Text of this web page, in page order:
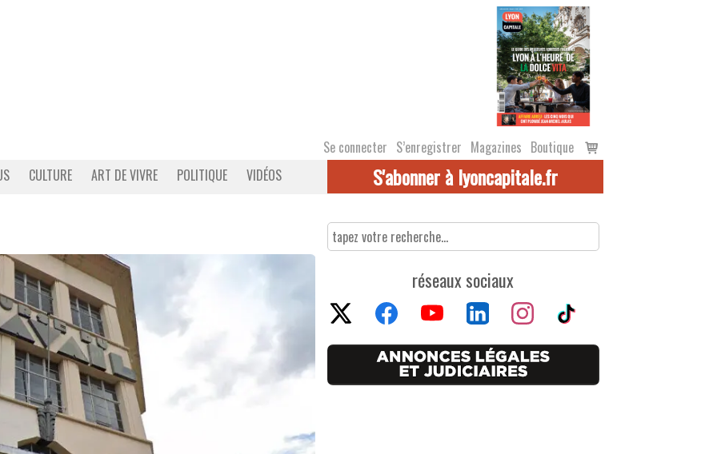
Se connecter S’enregistrer Magazines Boutique
Voir
le
CULTURE ART DE VIVRE POLITIQUE VIDÉOS S'abonner à lyoncapitale.fr
réseaux sociaux